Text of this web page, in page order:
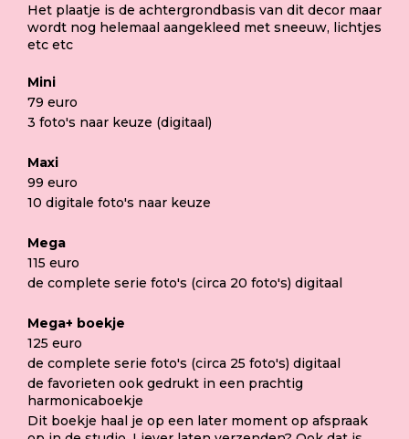
Het plaatje is de achtergrondbasis van dit decor maar
wordt nog helemaal aangekleed met sneeuw, lichtjes
etc etc
Mini
79 euro
3 foto's naar keuze (digitaal)
Maxi
99 euro
10 digitale foto's naar keuze
Mega
115 euro
de complete serie foto's (circa 20 foto's) digitaal
Mega+ boekje
125 euro
de complete serie foto's (circa 25 foto's) digitaal
de favorieten ook gedrukt in een prachtig
harmonicaboekje
Dit boekje haal je op een later moment op afspraak